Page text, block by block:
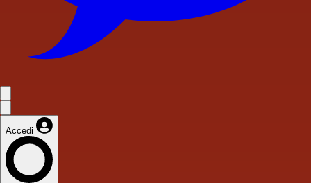
Accedi